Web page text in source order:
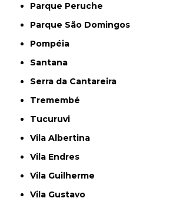
Parque Peruche
Parque São Domingos
Pompéia
Santana
Serra da Cantareira
Tremembé
Tucuruvi
Vila Albertina
Vila Endres
Vila Guilherme
Vila Gustavo